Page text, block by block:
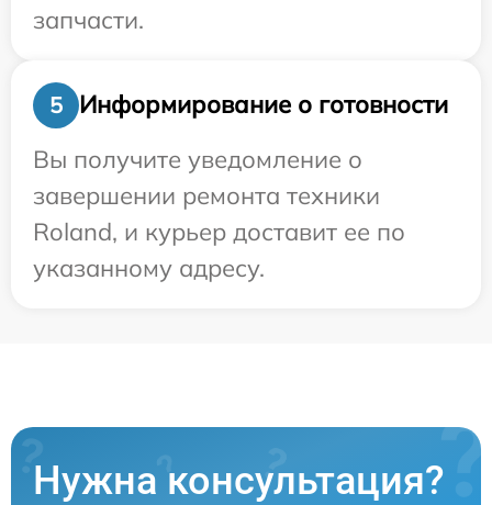
запчасти.
5
Информирование о готовности
Вы получите уведомление о
завершении ремонта техники
Roland, и курьер доставит ее по
указанному адресу.
Нужна консультация?